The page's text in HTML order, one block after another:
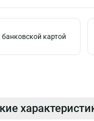
банковской картой